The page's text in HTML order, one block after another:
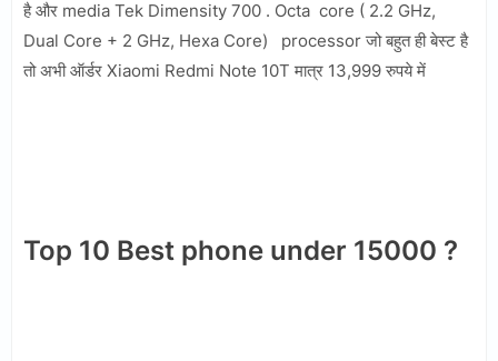
है और media Tek Dimensity 700 . Octa core ( 2.2 GHz,
Dual Core + 2 GHz, Hexa Core) processor जो बहुत ही बेस्ट है
तो अभी ऑर्डर Xiaomi Redmi Note 10T मात्र 13,999 रुपये में
Top 10 Best phone under 15000 ?